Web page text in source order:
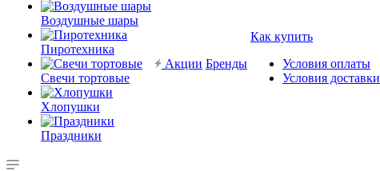
Воздушные шары
Пиротехника
Свечи тортовые
Хлопушки
Праздники
Акции Бренды
Как купить
Условия оплаты
Условия доставки